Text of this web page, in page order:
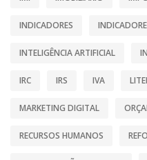
INDICADORES
INTELIGÊNCIA ARTIFICIAL
IRC IRS IVA
MARKETING DIGITAL
RECURSOS HUMANOS